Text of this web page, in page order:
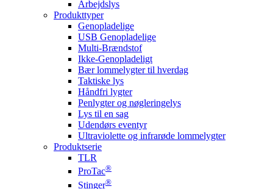
Arbejdslys
Produkttyper
Genopladelige
USB Genopladelige
Multi-Brændstof
Ikke-Genopladeligt
Bær lommelygter til hverdag
Taktiske lys
Håndfri lygter
Penlygter og nøgleringelys
Lys til en sag
Udendørs eventyr
Ultraviolette og infrarøde lommelygter
Produktserie
TLR
ProTac®
Stinger®